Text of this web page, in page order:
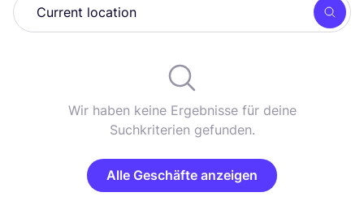
Wir haben keine Ergebnisse für deine
Suchkriterien gefunden.
Alle Geschäfte anzeigen